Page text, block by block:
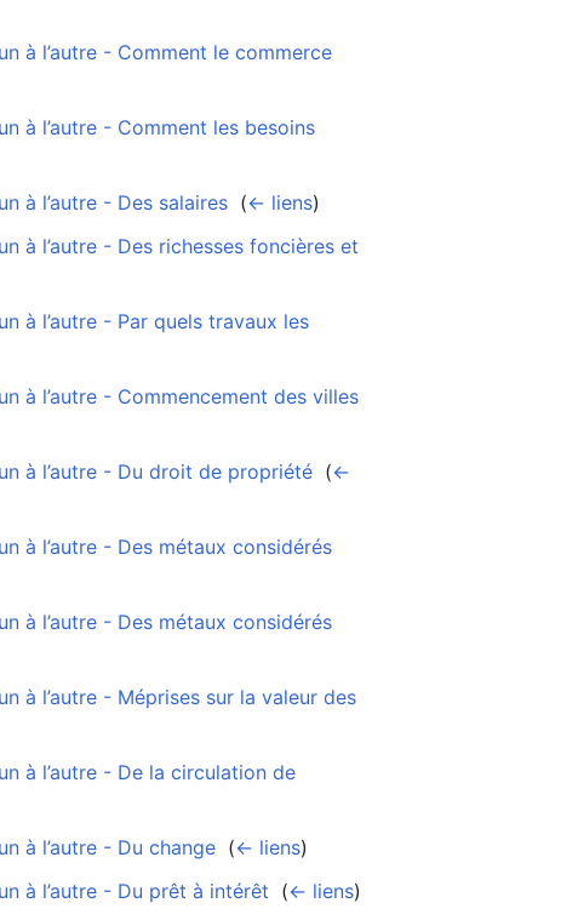
à l’autre - Comment le commerce
à l’autre - Comment les besoins
à l’autre - Des salaires (← liens)
à l’autre - Des richesses foncières et
à l’autre - Par quels travaux les
à l’autre - Commencement des villes
à l’autre - Du droit de propriété (←
à l’autre - Des métaux considérés
à l’autre - Des métaux considérés
à l’autre - Méprises sur la valeur des
à l’autre - De la circulation de
à l’autre - Du change (← liens)
à l’autre - Du prêt à intérêt (← liens)